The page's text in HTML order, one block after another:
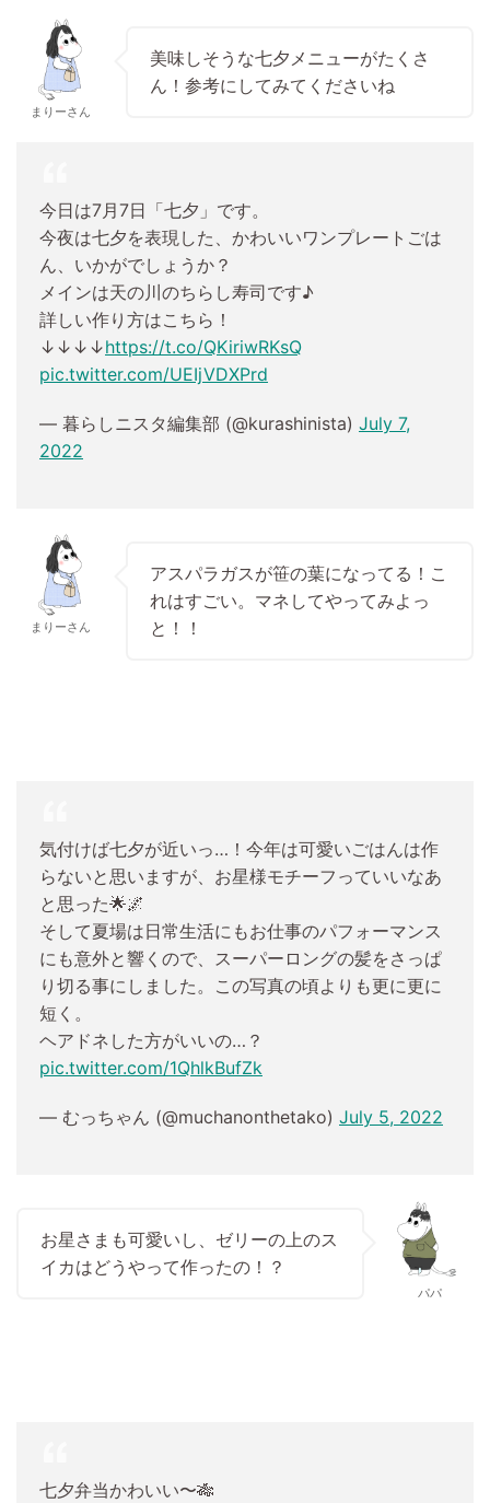
まりーさん
美味しそうな七夕メニューがたくさ
ん！参考にしてみてくださいね
今日は7月7日「七夕」です。
今夜は七夕を表現した、かわいいワンプレートごは
ん、いかがでしょうか？
メインは天の川のちらし寿司です♪
詳しい作り方はこちら！
↓↓↓↓https://t.co/QKiriwRKsQ
pic.twitter.com/UEIjVDXPrd
— 暮らしニスタ編集部 (@kurashinista) July 7,
2022
まりーさん
アスパラガスが笹の葉になってる！こ
れはすごい。マネしてやってみよっ
と！！
気付けば七夕が近いっ…！今年は可愛いごはんは作
らないと思いますが、お星様モチーフっていいなあ
と思った🌟🌌
そして夏場は日常生活にもお仕事のパフォーマンス
にも意外と響くので、スーパーロングの髪をさっぱ
り切る事にしました。この写真の頃よりも更に更に
短く。
ヘアドネした方がいいの…？
pic.twitter.com/1QhlkBufZk
— むっちゃん (@muchanonthetako) July 5, 2022
お星さまも可愛いし、ゼリーの上のス
イカはどうやって作ったの！？
パパ
七夕弁当かわいい〜🎋